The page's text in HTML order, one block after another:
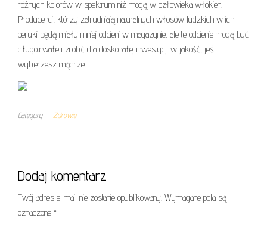
różnych kolorów w spektrum niż mogą w człowieka włókien.
Producenci, którzy zatrudniają naturalnych włosów ludzkich w ich
peruki będą miały mniej odcieni w magazynie, ale te odcienie mogą być
długotrwałe i zrobić dla doskonałej inwestycji w jakość, jeśli
wybierzesz mądrze.
Category Zdrowie
Dodaj komentarz
Twój adres e-mail nie zostanie opublikowany. Wymagane pola są
oznaczone *